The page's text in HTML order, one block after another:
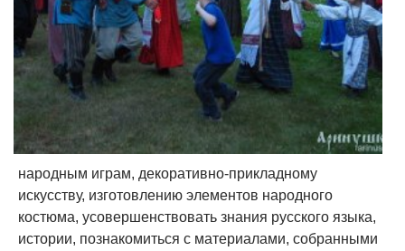
народным играм, декоративно-прикладному
искусству, изготовлению элементов народного
костюма, усовершенствовать знания русского языка,
истории, познакомиться с материалами, собранными